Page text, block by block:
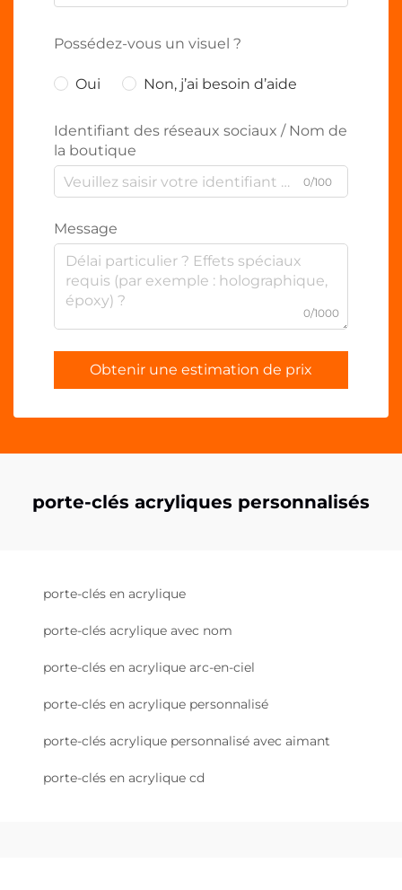
Possédez-vous un visuel ?
Oui Non, j’ai besoin d’aide
Identifiant des réseaux sociaux / Nom de
la boutique
0/100
Message
0/1000
Obtenir une estimation de prix
porte-clés acryliques personnalisés
porte-clés en acrylique
porte-clés acrylique avec nom
porte-clés en acrylique arc-en-ciel
porte-clés en acrylique personnalisé
porte-clés acrylique personnalisé avec aimant
porte-clés en acrylique cd